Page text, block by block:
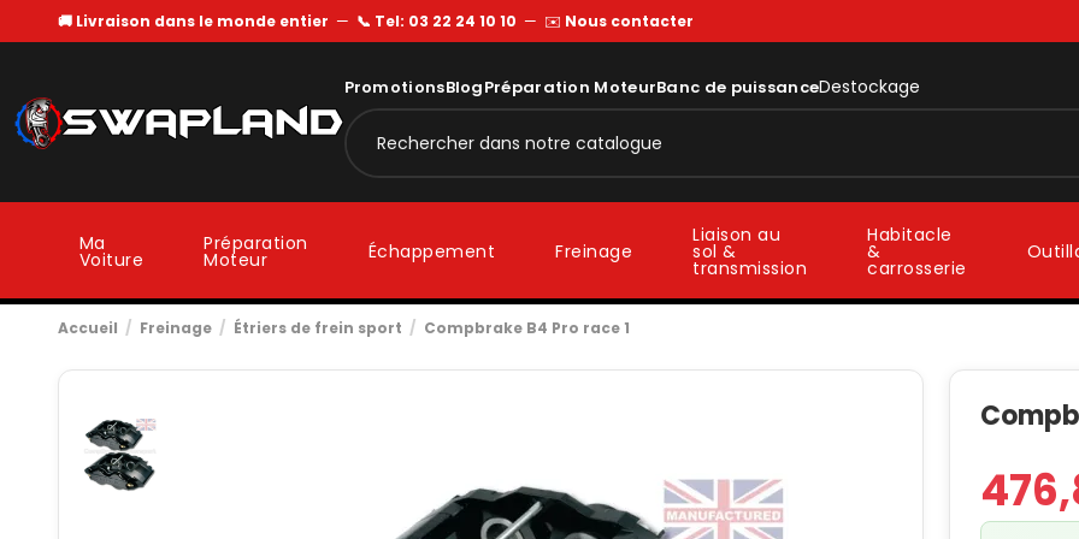
🚚 Livraison dans le monde entier — 📞 Tel: 03 22 24 10 10 — ✉️ Nous contacter
PromotionsBlogPréparation MoteurBanc de puissanceDestockage
Ma
Voiture
Préparation
Moteur Échappement Freinage
Liaison au
sol &
transmission
Habitacle
&
carrosserie
Accueil Freinage Étriers de frein sport Compbrake B4 Pro race 1